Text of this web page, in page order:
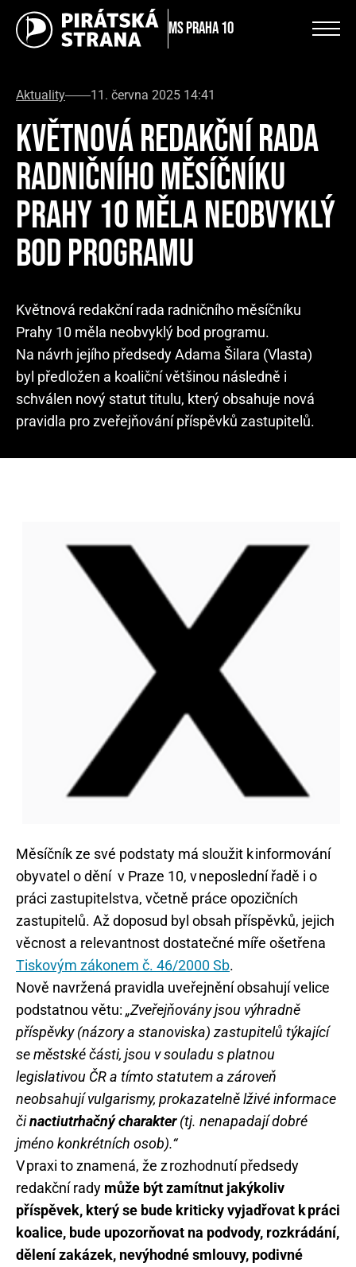
MS Praha 10
Aktuality 11. června 2025 14:41
KVĚTNOVÁ REDAKČNÍ RADA
RADNIČNÍHO MĚSÍČNÍKU
PRAHY 10 MĚLA NEOBVYKLÝ
BOD PROGRAMU
Květnová redakční rada radničního měsíčníku
Prahy 10 měla neobvyklý bod programu.
Na návrh jejího předsedy Adama Šilara (Vlasta)
byl předložen a koaliční většinou následně i
schválen nový statut titulu, který obsahuje nová
pravidla pro zveřejňování příspěvků zastupitelů.
Měsíčník ze své podstaty má sloužit k informování
obyvatel o dění v Praze 10, v neposlední řadě i o
práci zastupitelstva, včetně práce opozičních
zastupitelů. Až doposud byl obsah příspěvků, jejich
věcnost a relevantnost dostatečné míře ošetřena
Tiskovým zákonem č. 46/2000 Sb.
Nově navržená pravidla uveřejnění obsahují velice
podstatnou větu: „Zveřejňovány jsou výhradně
příspěvky (názory a stanoviska) zastupitelů týkající
se městské části, jsou v souladu s platnou
legislativou ČR a tímto statutem a zároveň
neobsahují vulgarismy, prokazatelně lživé informace
činactiutrhačný charakter (tj. nenapadají dobré
jméno konkrétních osob).“
V praxi to znamená, že z rozhodnutí předsedy
redakční rady může být zamítnut jakýkoliv
příspěvek, který se bude kriticky vyjadřovat k práci
koalice, bude upozorňovat na podvody, rozkrádání,
dělení zakázek, nevýhodné smlouvy, podivné